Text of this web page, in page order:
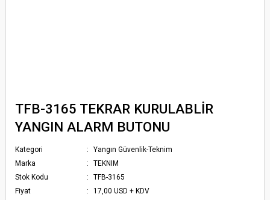
TFB-3165 TEKRAR KURULABLİR
YANGIN ALARM BUTONU
Kategori
Yangın Güvenlik-Teknim
Marka
TEKNIM
Stok Kodu
TFB-3165
Fiyat
17,00 USD + KDV